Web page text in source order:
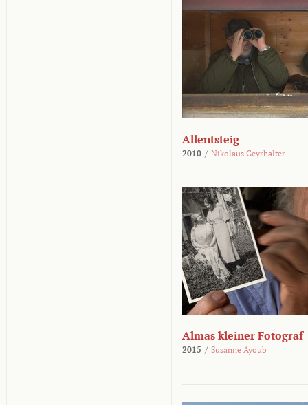
Allentsteig
2010 / Nikolaus Geyrhalter
Almas kleiner Fotograf
2015 / Susanne Ayoub